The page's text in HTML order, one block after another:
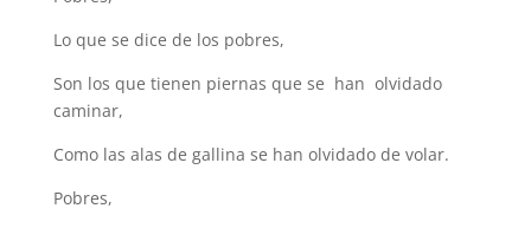
Lo que se dice de los pobres,
Son los que tienen piernas que se han olvidado
caminar,
Como las alas de gallina se han olvidado de volar.
Pobres,